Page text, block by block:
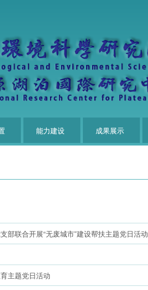
能力建设 成果展示
部联合开展“无废城市”建设帮扶主题党日活动
主题党日活动